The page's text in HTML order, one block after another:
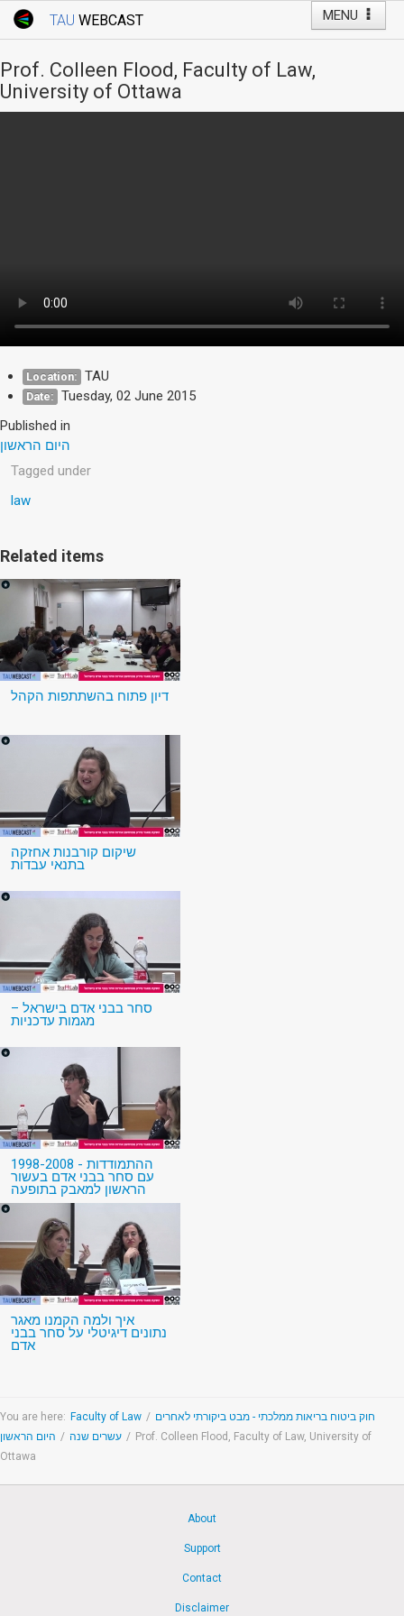
MENU
TAU WEBCAST
Webcast: Courses
Tel Aviv University
Prof. Colleen Flood, Faculty of Law,
University of Ottawa
Location: TAU
Date: Tuesday, 02 June 2015
Published in
היום הראשון
Tagged under
law
Related items
דיון פתוח בהשתתפות הקהל
שיקום קורבנות אחזקה
בתנאי עבדות
סחר בבני אדם בישראל –
מגמות עדכניות
1998-2008 - ההתמודדות
עם סחר בבני אדם בעשור
הראשון למאבק בתופעה
איך ולמה הקמנו מאגר
נתונים דיגיטלי על סחר בבני
אדם
You are here: Faculty of Law / חוק ביטוח בריאות ממלכתי - מבט ביקורתי לאחרים
עשרים שנה / היום הראשון / Prof. Colleen Flood, Faculty of Law, University of
Ottawa
About
Support
Contact
Disclaimer